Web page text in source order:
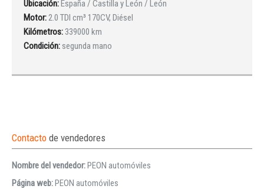
Ubicación: España / Castilla y León / León
Motor:2.0 TDI cm³ 170CV, Diésel
Kilómetros: 339000 km
Condición: segunda mano
Contacto de vendedores
Nombre del vendedor:PEON automóviles
Página web:PEON automóviles